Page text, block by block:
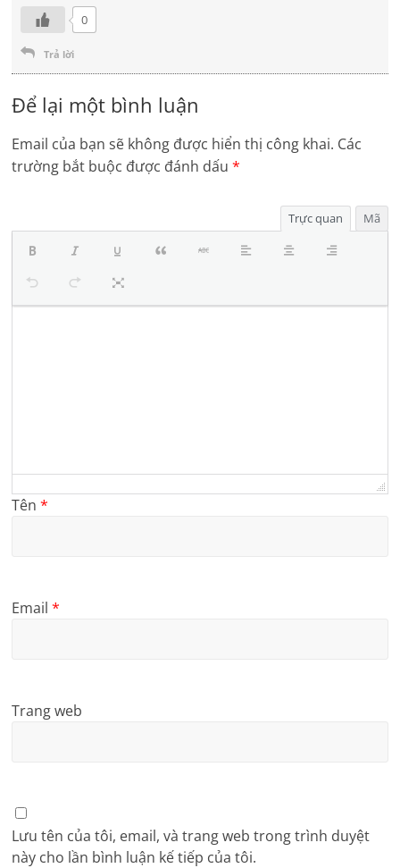
0
Trả lời
Để lại một bình luận
Email của bạn sẽ không được hiển thị công khai. Các
trường bắt buộc được đánh dấu*
Trực quan Mã
Tên*
Email*
Trang web
Lưu tên của tôi, email, và trang web trong trình duyệt
này cho lần bình luận kế tiếp của tôi.